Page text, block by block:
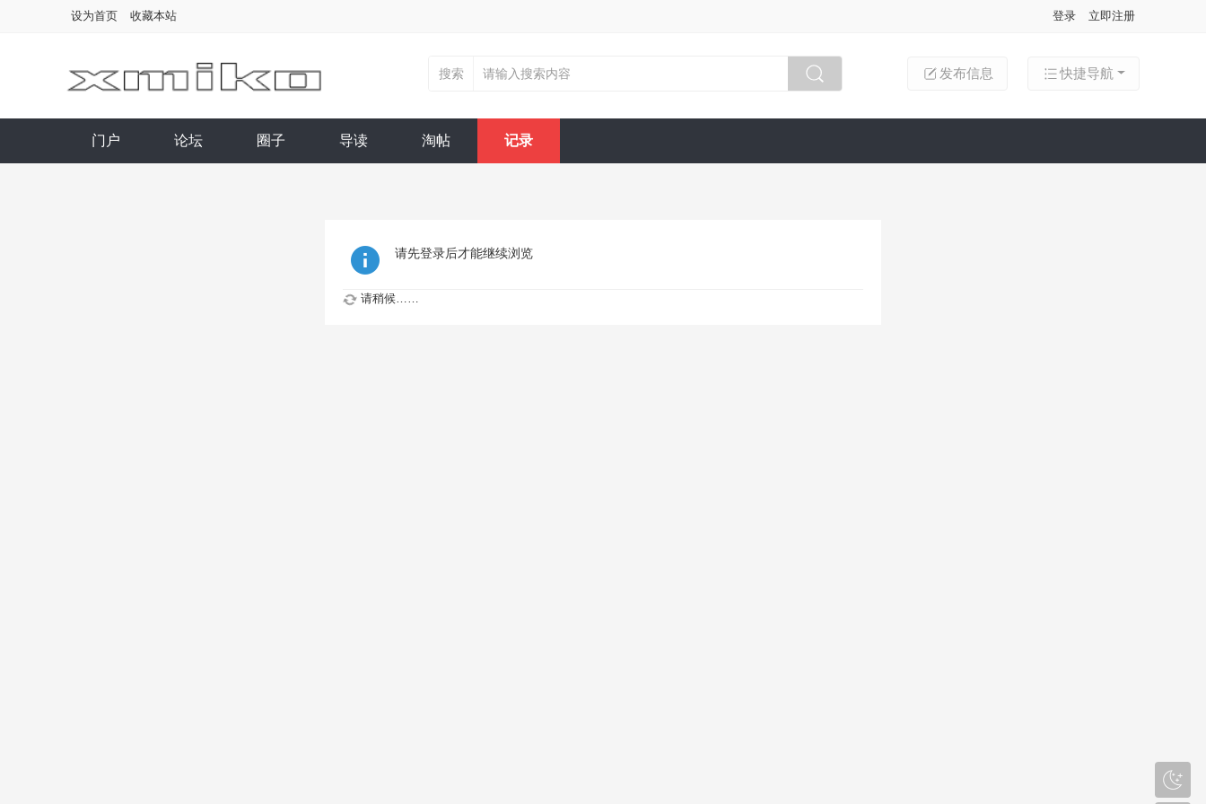
设为首页 收藏本站 登录 立即注册
快捷导航
发布信息
搜索
门户 论坛 圈子 导读 淘帖 记录
请先登录后才能继续浏览
请稍候……